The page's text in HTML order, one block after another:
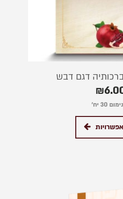
דגם דבש
₪
30 יח׳